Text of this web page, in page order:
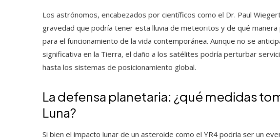
Los astrónomos, encabezados por científicos como el Dr. Paul
gravedad que podría tener esta lluvia de meteoritos y de qué
para el funcionamiento de la vida contemporánea. Aunque no se
significativa en la Tierra, el daño a los satélites podría perturbar
hasta los sistemas de posicionamiento global.
La defensa planetaria: ¿qué medidas
Luna?
Si bien el impacto lunar de un asteroide como el YR4 podría ser un